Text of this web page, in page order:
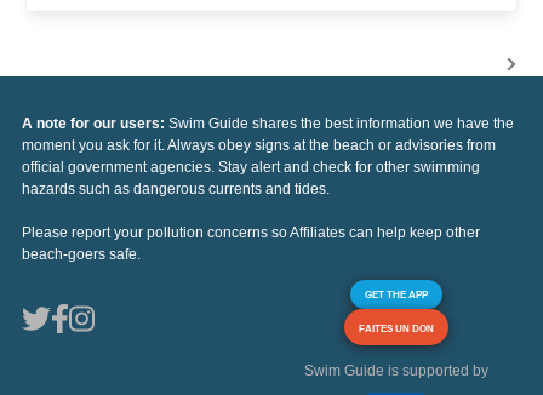
A note for our users: Swim Guide shares the best information we have the
moment you ask for it. Always obey signs at the beach or advisories from
official government agencies. Stay alert and check for other swimming
hazards such as dangerous currents and tides.
Please report your pollution concerns so Affiliates can help keep other
beach-goers safe.
GET THE APP
FAITES UN DON
Swim Guide is supported by